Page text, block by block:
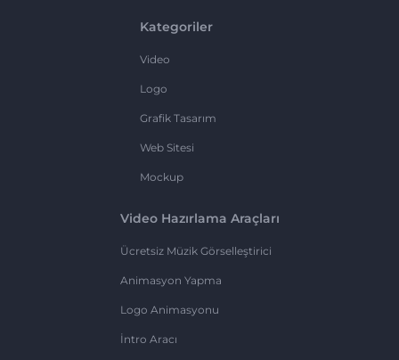
Kategoriler
Video
Logo
Grafik Tasarım
Web Sitesi
Mockup
Video Hazırlama Araçları
Ücretsiz Müzik Görselleştirici
Animasyon Yapma
Logo Animasyonu
İntro Aracı